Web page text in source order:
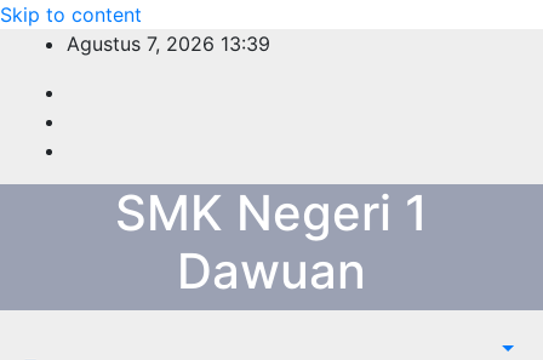
Skip to content
Agustus 7, 2026 13:39
SMK Negeri 1
Dawuan